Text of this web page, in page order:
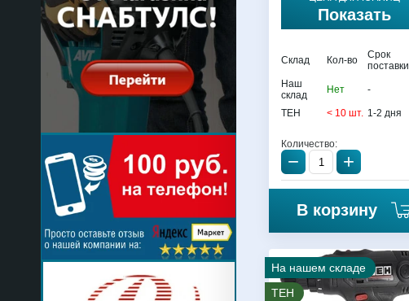
Показать
Склад Кол-во
Срок
поставки
Наш
склад
Нет -
TEH < 10 шт. 1-2 дня
Количество:
− +
В корзину
На нашем складе
TEH